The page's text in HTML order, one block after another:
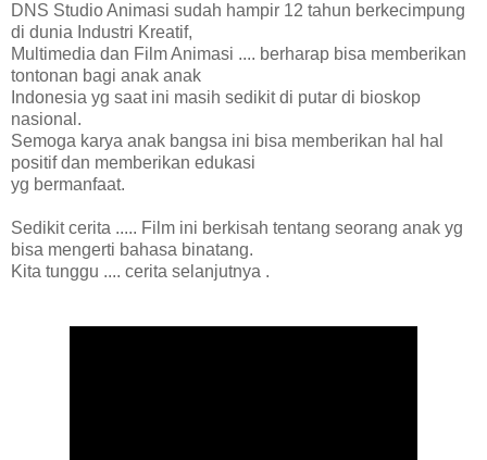
DNS Studio Animasi sudah hampir 12 tahun berkecimpung
di dunia Industri Kreatif,
Multimedia dan Film Animasi .... berharap bisa memberikan
tontonan bagi anak anak
Indonesia yg saat ini masih sedikit di putar di bioskop
nasional.
Semoga karya anak bangsa ini bisa memberikan hal hal
positif dan memberikan edukasi
yg bermanfaat.
Sedikit cerita ..... Film ini berkisah tentang seorang anak yg
bisa mengerti bahasa binatang.
Kita tunggu .... cerita selanjutnya .